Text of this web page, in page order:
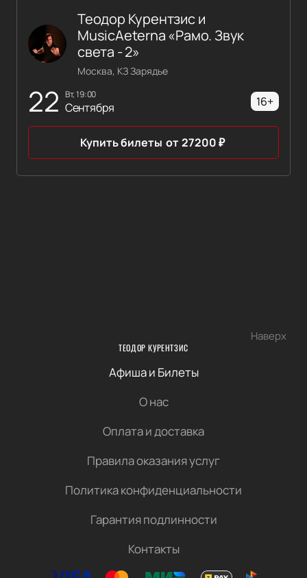
22 вт, 19:00
Сентября
Теодор Курентзис и
MusicAeterna «Рамо. Звук
света - 2»
Москва, КЗ Зарядье
16+
Купить билеты от 27200₽
Наверх
ТЕОДОР КУРЕНТЗИС
Афиша и Билеты
О нас
Оплата и доставка
Правила оказания услуг
Политика конфиденциальности
Гарантия подлинности
Контакты